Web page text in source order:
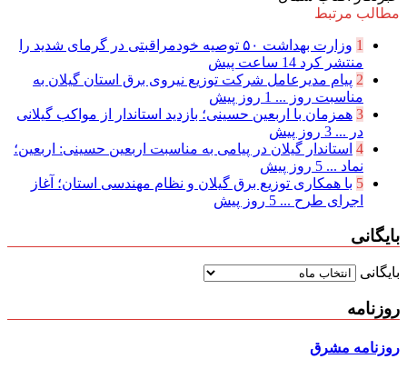
مطالب مرتبط
1
وزارت بهداشت ۵۰ توصیه خودمراقبتی در گرمای شدید را
منتشر کرد 14 ساعت پیش
2 پیام مدیرعامل شركت توزیع نیروی برق استان گیلان به
مناسبت روز ... 1 روز پیش
3 همزمان با اربعین حسینی؛ بازدید استاندار از مواکب گیلانی
در ... 3 روز پیش
4 استاندار گیلان در پیامی به مناسبت اربعین حسینی: اربعین؛
نماد ... 5 روز پیش
5 با همکاری توزیع برق گیلان و نظام مهندسی استان؛ آغاز
اجرای طرح ... 5 روز پیش
بایگانی
بایگانی
روزنامه
روزنامه مشرق